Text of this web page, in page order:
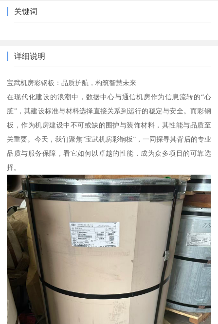
关键词
详细说明
宝武机房彩钢板：品质护航，构筑智慧未来
在现代化建设的浪潮中，数据中心与通信机房作为信息流转的“心
脏”，其建设标准与材料选择直接关系到运行的稳定与安全。而彩钢
板，作为机房建设中不可或缺的围护与装饰材料，其性能与品质至
关重要。今天，我们聚焦“宝武机房彩钢板”，一同探寻其背后的专业
品质与服务保障，看它如何以卓越的性能，成为众多项目的可靠选
择。